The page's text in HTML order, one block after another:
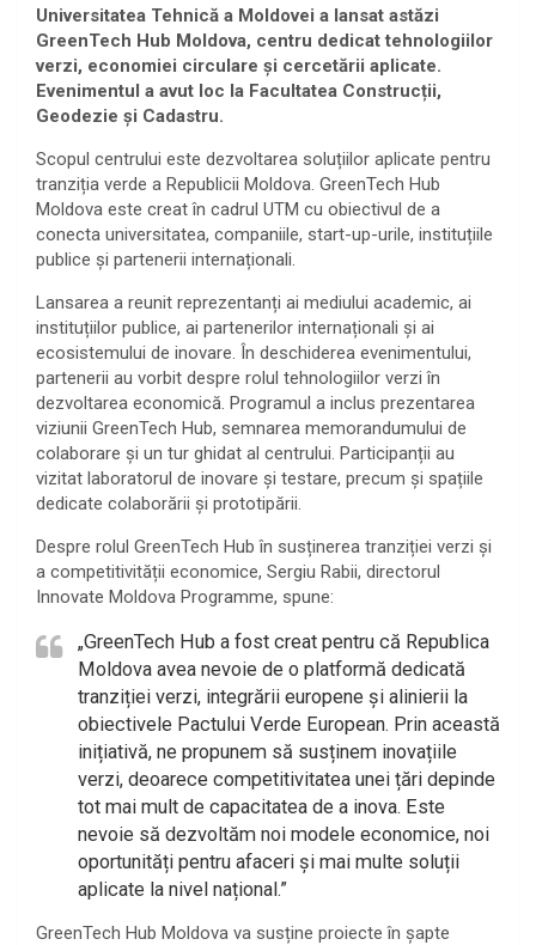
Universitatea Tehnică a Moldovei a lansat astăzi
GreenTech Hub Moldova, centru dedicat tehnologiilor
verzi, economiei circulare și cercetării aplicate.
Evenimentul a avut loc la Facultatea Construcții,
Geodezie și Cadastru.
Scopul centrului este dezvoltarea soluțiilor aplicate pentru
tranziția verde a Republicii Moldova. GreenTech Hub
Moldova este creat în cadrul UTM cu obiectivul de a
conecta universitatea, companiile, start-up-urile, instituțiile
publice și partenerii internaționali.
Lansarea a reunit reprezentanți ai mediului academic, ai
instituțiilor publice, ai partenerilor internaționali și ai
ecosistemului de inovare. În deschiderea evenimentului,
partenerii au vorbit despre rolul tehnologiilor verzi în
dezvoltarea economică. Programul a inclus prezentarea
viziunii GreenTech Hub, semnarea memorandumului de
colaborare și un tur ghidat al centrului. Participanții au
vizitat laboratorul de inovare și testare, precum și spațiile
dedicate colaborării și prototipării.
Despre rolul GreenTech Hub în susținerea tranziției verzi și
a competitivității economice, Sergiu Rabii, directorul
Innovate Moldova Programme, spune:
„GreenTech Hub a fost creat pentru că Republica
Moldova avea nevoie de o platformă dedicată
tranziției verzi, integrării europene și alinierii la
obiectivele Pactului Verde European. Prin această
inițiativă, ne propunem să susținem inovațiile
verzi, deoarece competitivitatea unei țări depinde
tot mai mult de capacitatea de a inova. Este
nevoie să dezvoltăm noi modele economice, noi
oportunități pentru afaceri și mai multe soluții
aplicate la nivel național.”
GreenTech Hub Moldova va susține proiecte în șapte